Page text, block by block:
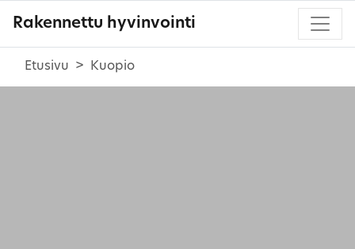
Rakennettu hyvinvointi
Etusivu Kuopio